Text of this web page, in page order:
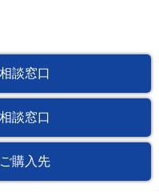
談窓口
談窓口
購入先